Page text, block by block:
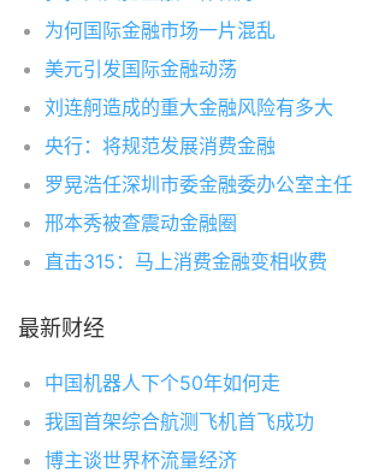
为何国际金融市场一片混乱
美元引发国际金融动荡
刘连舸造成的重大金融风险有多大
央行：将规范发展消费金融
罗晃浩任深圳市委金融委办公室主任
邢本秀被查震动金融圈
直击315：马上消费金融变相收费
最新财经
中国机器人下个50年如何走
我国首架综合航测飞机首飞成功
博主谈世界杯流量经济